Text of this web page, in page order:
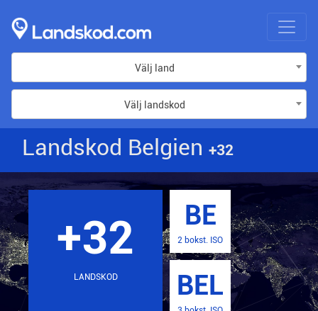
Välj land
Välj landskod
Landskod Belgien +32
+32
LANDSKOD
BE
2 bokst. ISO
BEL